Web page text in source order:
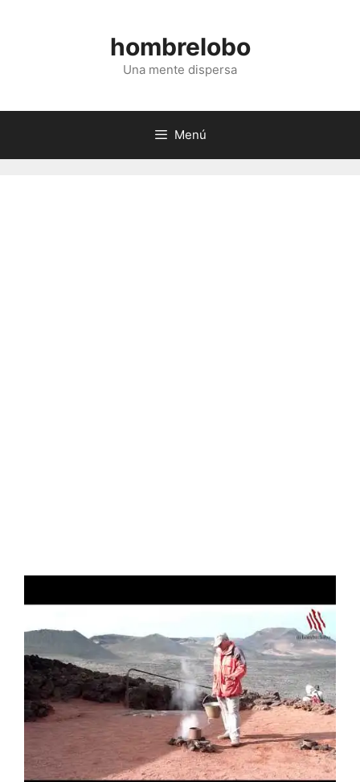
hombrelobo
Una mente dispersa
Menú